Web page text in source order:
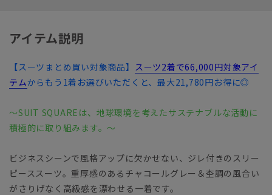
アイテム説明
【スーツまとめ買い対象商品】 スーツ2着で66,000円対象アイ
テムからもう1着お選びいただくと、最大21,780円お得に◎
～SUIT SQUAREは、地球環境を考えたサステナブルな活動に
積極的に取り組みます。～
ビジネスシーンで風格アップに欠かせない、ジレ付きのスリー
ピーススーツ。重厚感のあるチャコールグレー＆杢調の風合い
がさりげなく高級感を漂わせる一着です。